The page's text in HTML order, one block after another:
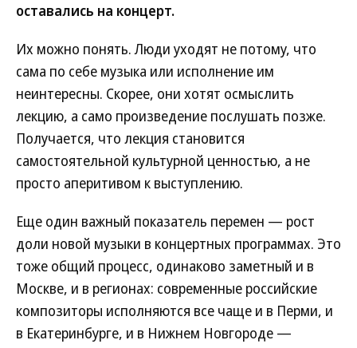
оставались на концерт.
Их можно понять. Люди уходят не потому, что
сама по себе музыка или исполнение им
неинтересны. Скорее, они хотят осмыслить
лекцию, а само произведение послушать позже.
Получается, что лекция становится
самостоятельной культурной ценностью, а не
просто аперитивом к выступлению.
Еще один важный показатель перемен — рост
доли новой музыки в концертных программах. Это
тоже общий процесс, одинаково заметный и в
Москве, и в регионах: современные российские
композиторы исполняются все чаще и в Перми, и
в Екатеринбурге, и в Нижнем Новгороде —